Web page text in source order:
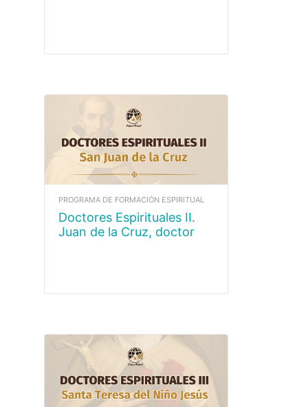
PROGRAMA DE FORMACIÓN ESPIRITUAL
Doctores Espirituales II.
Juan de la Cruz, doctor